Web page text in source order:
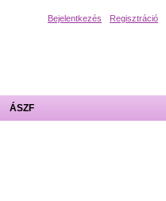
Bejelentkezés Regisztráció
ÁSZF